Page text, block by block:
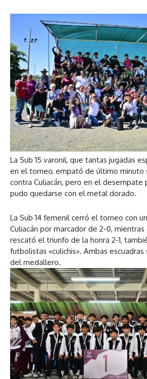
La Sub 15 varonil, que tantas jugadas
en el torneo, empató de último minuto
contra Culiacán, pero en el desempate
pudo quedarse con el metal dorado.
La Sub 14 femenil cerró el torneo con
Culiacán por marcador de 2-0, mientras
rescató el triunfo de la honra 2-1,
futbolistas «culichis». Ambas
del medallero.